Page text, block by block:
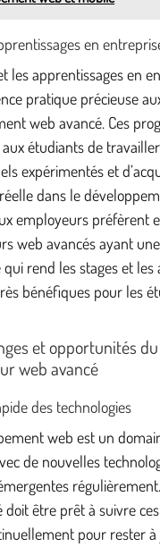
en
les apprentissages en
pratique précieuse
web avancé. Ces
étudiants de
expérimentés et
dans le
employeurs préfèrent
web avancés ayant
qui rend les stages et les
bénéfiques pour les
et opportunités
web avancé
des technologies
web est un
de nouvelles
doit être prêt à suivre
pour rester à